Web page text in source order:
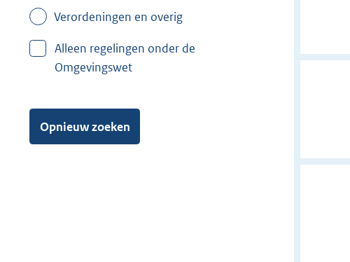
Verordeningen en overig
Alleen regelingen onder de
Omgevingswet
Opnieuw zoeken